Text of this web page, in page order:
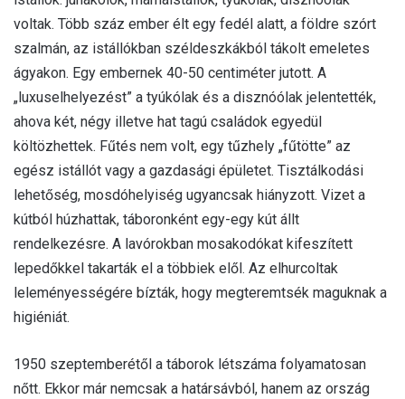
voltak. Több száz ember élt egy fedél alatt, a földre szórt
szalmán, az istállókban széldeszkákból tákolt emeletes
ágyakon. Egy embernek 40-50 centiméter jutott. A
„luxuselhelyezést” a tyúkólak és a disznóólak jelentették,
ahova két, négy illetve hat tagú családok egyedül
költözhettek. Fűtés nem volt, egy tűzhely „fűtötte” az
egész istállót vagy a gazdasági épületet. Tisztálkodási
lehetőség, mosdóhelyiség ugyancsak hiányzott. Vizet a
kútból húzhattak, táboronként egy-egy kút állt
rendelkezésre. A lavórokban mosakodókat kifeszített
lepedőkkel takarták el a többiek elől. Az elhurcoltak
leleményességére bízták, hogy megteremtsék maguknak a
higiéniát.
1950 szeptemberétől a táborok létszáma folyamatosan
nőtt. Ekkor már nemcsak a határsávból, hanem az ország